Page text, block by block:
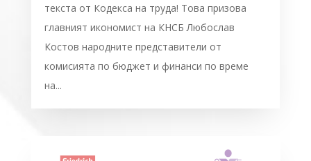
текста от Кодекса на труда! Това призова
главният икономист на КНСБ Любослав
Костов народните представители от
комисията по бюджет и финанси по време
на...